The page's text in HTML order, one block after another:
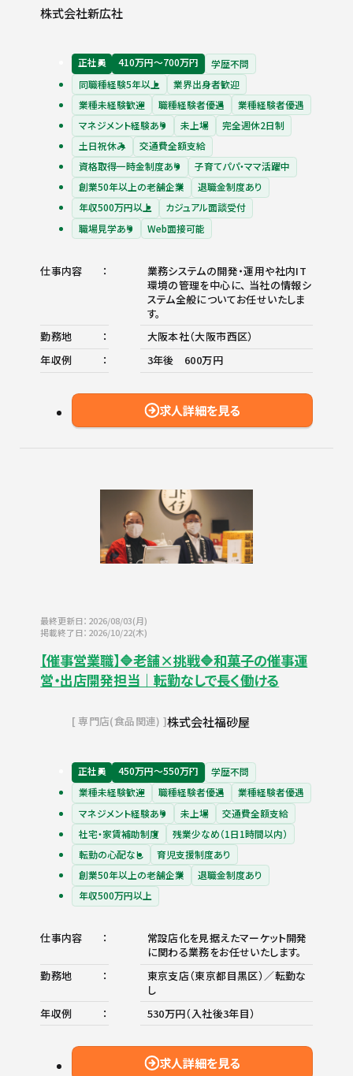
株式会社新広社
正社員 410万円〜700万円
学歴不問
同職種経験5年以上
業界出身者歓迎
業種未経験歓迎
職種経験者優遇
業種経験者優遇
マネジメント経験あり
未上場
完全週休2日制
土日祝休み
交通費全額支給
資格取得一時金制度あり
子育てパパ・ママ活躍中
創業50年以上の老舗企業
退職金制度あり
年収500万円以上
カジュアル面談受付
職場見学あり
Web面接可能
仕事内容
業務システムの開発・運用や社内IT
環境の管理を中心に、 当社の情報シ
ステム全般についてお任せいたしま
す。
勤務地
大阪本社（大阪市西区）
年収例
3年後 600万円
求人詳細を見る
最終更新日：2026/08/03(月)
掲載終了日：2026/10/22(木)
【催事営業職】🔷老舗×挑戦🔷和菓子の催事運
営・出店開発担当｜転勤なしで長く働ける
専門店(食品関連) 株式会社福砂屋
正社員 450万円〜550万円
学歴不問
業種未経験歓迎
職種経験者優遇
業種経験者優遇
マネジメント経験あり
未上場
交通費全額支給
社宅・家賃補助制度
残業少なめ（1日1時間以内）
転勤の心配なし
育児支援制度あり
創業50年以上の老舗企業
退職金制度あり
年収500万円以上
仕事内容
常設店化を見据えたマーケット開発
に関わる業務をお任せいたします。
勤務地
東京支店（東京都目黒区）／転勤な
し
年収例
530万円（入社後3年目）
求人詳細を見る